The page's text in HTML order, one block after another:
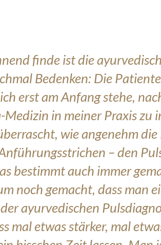
finde ist die
Bedenken: Die
erst am Anfang stehe,
in meiner Praxis zu
wie angenehm
– den
bestimmt auch immer
noch gemacht, dass man
ayurvedischen
mal etwas stärker, mal